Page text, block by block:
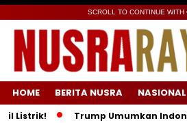
SCROLL TO CONTINUE WITH
HOME BERITA NUSRA NASIONAL
Trump Umumkan Indonesia